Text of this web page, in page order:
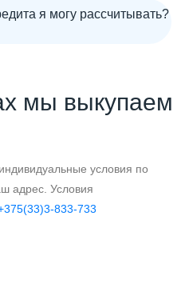
я могу рассчитывать?
мы выкупаем
условия по
адрес. Условия
833-733